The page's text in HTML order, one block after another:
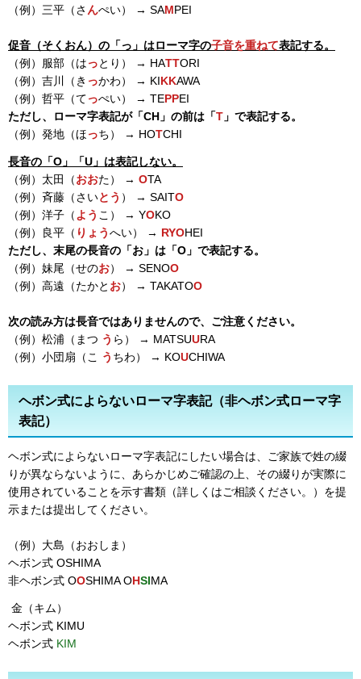
（例）三平（さ んぺい） → SAMPEI
促音（そくおん）の「っ」はローマ字の子音を重ねて表記する。
（例）服部（はっとり） → HATTORI
（例）吉川（き っかわ） → KIKKAWA
（例）哲平（てっぺい） → TEPPEI
ただし、ローマ字表記が「CH」の前は「T 」で表記する。
（例）発地（ほっち） → HOTCHI
長音の「O」「U」は表記しない。
（例）太田（おおた） → OTA
（例）斉藤（さいとう ） → SAITO
（例）洋子（ よう こ） → YOKO
（例）良平（ りょうへい） → RYOHEI
ただし、末尾の長音の「お」は「O」で表記する。
（例）妹尾（せのお） → SENOO
（例）高遠（たかと お） → TAKATOO
次の読み方は長音ではありませんので、ご注意ください。
（例）松浦（まつ う ら） → MATSUURA
（例）小団扇（こ
う ちわ） → KOUCHIWA
ヘボン式によらないローマ字表記（非ヘボン式ローマ字
表記）
ヘボン式によらないローマ字表記にしたい場合は、ご家族で姓の綴
りが異ならないように、あらかじめご確認の上、その綴りが実際に
使用されていることを示す書類（詳しくはご相談ください。）を提
示または提出してください。
（例）大島（おおしま）
ヘボン式 OSHIMA
非ヘボン式 OOSHIMA OHSIMA
金（キム）
ヘボン式 KIMU
ヘボン式 KIM